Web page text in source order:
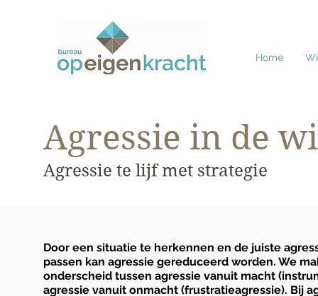
Home
Agressie in de
Agressie te lijf met strategie
Door een situatie te herkennen en de juiste
passen kan agressie gereduceerd worden. We
onderscheid tussen agressie vanuit macht
agressie vanuit onmacht (frustratieagressie). Bij